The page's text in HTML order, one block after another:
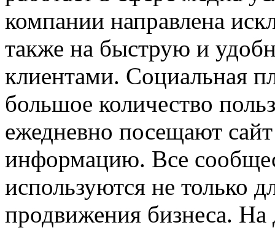
компании направлена
также на быструю и
клиентами. Социальная
большое количество
ежедневно посещают
информацию. Все
используются не только
продвижения бизнеса.